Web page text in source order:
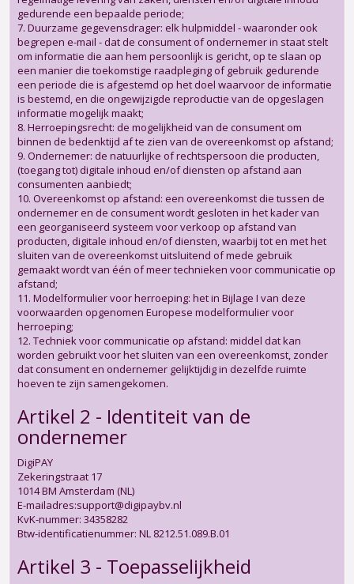
gedurende een bepaalde periode;
7. Duurzame gegevensdrager: elk hulpmiddel - waaronder ook
begrepen e-mail - dat de consument of ondernemer in staat stelt
om informatie die aan hem persoonlijk is gericht, op te slaan op
een manier die toekomstige raadpleging of gebruik gedurende
een periode die is afgestemd op het doel waarvoor de informatie
is bestemd, en die ongewijzigde reproductie van de opgeslagen
informatie mogelijk maakt;
8. Herroepingsrecht: de mogelijkheid van de consument om
binnen de bedenktijd af te zien van de overeenkomst op afstand;
9. Ondernemer: de natuurlijke of rechtspersoon die producten,
(toegang tot) digitale inhoud en/of diensten op afstand aan
consumenten aanbiedt;
10. Overeenkomst op afstand: een overeenkomst die tussen de
ondernemer en de consument wordt gesloten in het kader van
een georganiseerd systeem voor verkoop op afstand van
producten, digitale inhoud en/of diensten, waarbij tot en met het
sluiten van de overeenkomst uitsluitend of mede gebruik
gemaakt wordt van één of meer technieken voor communicatie op
afstand;
11. Modelformulier voor herroeping: het in Bijlage I van deze
voorwaarden opgenomen Europese modelformulier voor
herroeping;
12. Techniek voor communicatie op afstand: middel dat kan
worden gebruikt voor het sluiten van een overeenkomst, zonder
dat consument en ondernemer gelijktijdig in dezelfde ruimte
hoeven te zijn samengekomen.
Artikel 2 - Identiteit van de
ondernemer
DigiPAY
Zekeringstraat 17
1014 BM Amsterdam (NL)
E-mailadres:support@digipaybv.nl
KvK-nummer: 34358282
Btw-identificatienummer: NL 8212.51.089.B.01
Artikel 3 - Toepasselijkheid